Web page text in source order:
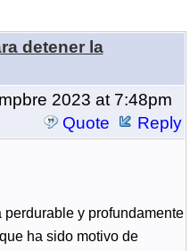
detener la
2023 at 7:48pm
Quote
Reply
y profundamente
ha sido motivo de